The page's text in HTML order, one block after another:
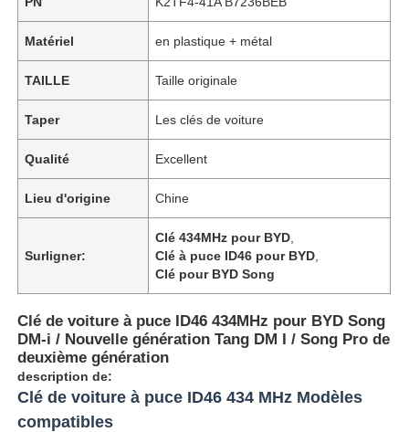
Matériel en plastique + métal
TAILLE Taille originale
Taper Les clés de voiture
Qualité Excellent
Lieu d'origine Chine
Surligner:
Clé 434MHz pour BYD
Clé à puce ID46 pour BYD
Clé pour BYD Song
Clé de voiture à puce ID46 434MHz pour BYD Song
DM-i / Nouvelle génération Tang DM I / Song Pro de
deuxième génération
description de:
Clé de voiture à puce ID46 434 MHz Modèles
compatibles